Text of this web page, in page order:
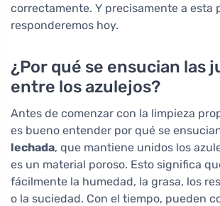
correctamente. Y precisamente a esta
responderemos hoy.
¿Por qué se ensucian las
entre los azulejos?
Antes de comenzar con la limpieza
es bueno entender por qué se
lechada, que mantiene unidos los
es un material poroso. Esto significa
fácilmente la humedad, la grasa, los
o la suciedad. Con el tiempo, pueden